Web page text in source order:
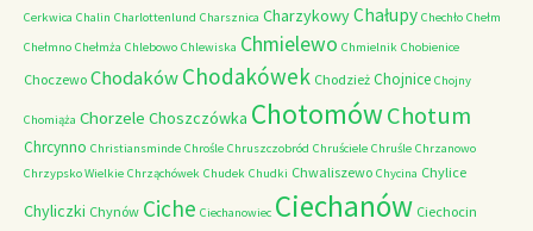
Cerkwica Chalin Charlottenlund Charsznica CharzykowyChałupy Chechło Chełm
Chełmno Chełmża Chlebowo Chlewiska Chmielewo Chmielnik Chobienice
Choczewo ChodakówChodakówek Chodzież Chojnice Chojny
Chomiąża Chorzele Choszczówka ChotomówChotum
Chrcynno Christiansminde Chrośle Chruszczobród Chruściele Chruśle Chrzanowo
Chrzypsko Wielkie Chrząchówek Chudek Chudki Chwaliszewo Chycina Chylice
Chyliczki Chynów Ciche Ciechanowiec Ciechanów Ciechocin